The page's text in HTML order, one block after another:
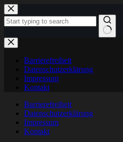
Zum
Inhalt
springen
Keine
Ergebnisse
Barrierefreiheit
Datenschutzerklärung
Impressum
Kontakt
Barrierefreiheit
Datenschutzerklärung
Impressum
Kontakt